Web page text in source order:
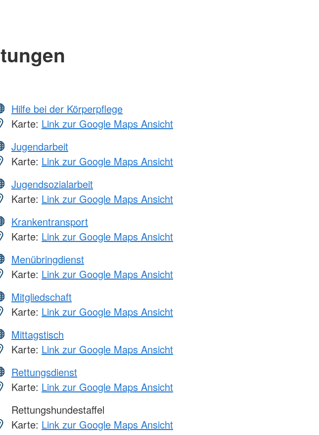
Hilfe bei der Körperpflege
Karte: Link zur Google Maps Ansicht
Jugendarbeit
Karte: Link zur Google Maps Ansicht
Jugendsozialarbeit
Karte: Link zur Google Maps Ansicht
Krankentransport
Karte: Link zur Google Maps Ansicht
Menübringdienst
Karte: Link zur Google Maps Ansicht
Mitgliedschaft
Karte: Link zur Google Maps Ansicht
Mittagstisch
Karte: Link zur Google Maps Ansicht
Rettungsdienst
Karte: Link zur Google Maps Ansicht
Rettungshundestaffel
Karte: Link zur Google Maps Ansicht